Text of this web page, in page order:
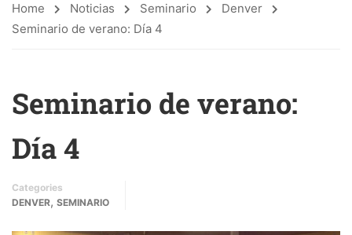
Home Noticias Seminario
Denver
Seminario de verano: Día 4
Seminario de verano:
Día 4
Categories
DENVER, SEMINARIO